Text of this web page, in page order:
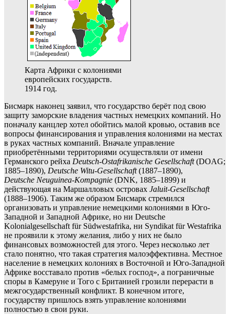
Карта Африки с колониями
европейских государств.
1914 год.
Бисмарк наконец заявил, что государство берёт под свою
защиту заморские владения частных немецких компаний. Но
поначалу канцлер хотел обойтись малой кровью, оставив все
вопросы финансирования и управления колониями на местах
в руках частных компаний. Вначале управление
приобретёнными территориями осуществляли от имени
Германского рейха Deutsch-Ostafrikanische Gesellschaft(DOAG;
1885–1890), Deutsche Witu-Gesellschaft(1887–1890),
Deutsche Neuguinea-Kompagnie (DNK, 1885–1899) и
действующая на Маршалловых островах Jaluit-Gesellschaft
(1888–1906). Таким же образом Бисмарк стремился
организовать и управление немецкими колониями в Юго-
Западной и Западной Африке, но ни Deutsche
Kolonialgesellschaft für Südwestafrika, ни Syndikat für Westafrika
не проявили к этому желания, либо у них не было
финансовых возможностей для этого. Через несколько лет
стало понятно, что такая стратегия малоэффективна. Местное
население в немецких колониях в Восточной и Юго-Западной
Африке восставало против «белых господ», а пограничные
споры в Камеруне и Того с Британией грозили перерасти в
межгосударственный конфликт. В конечном итоге,
государству пришлось взять управление колониями
полностью в свои руки.